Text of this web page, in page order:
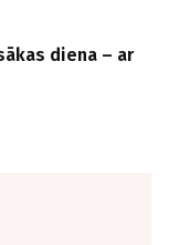
diena – ar